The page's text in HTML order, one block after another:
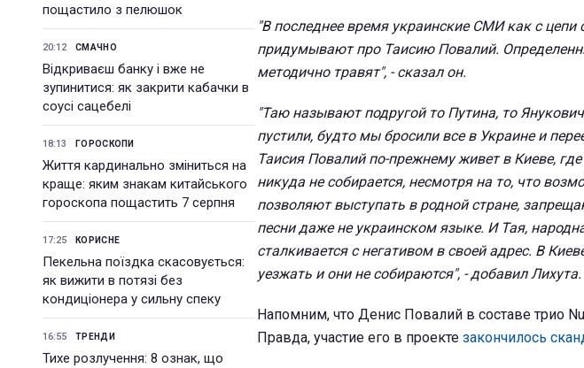
пощастило з пелюшок
20:12 СМАЧНО
Відкриваєш банку і вже не
зупинитися: як закрити кабачки в
соусі сацебелі
18:13 ГОРОСКОПИ
Життя кардинально зміниться на
краще: яким знакам китайського
гороскопа пощастить 7 серпня
17:25 КОРИСНЕ
Пекельна поїздка скасовується:
як вижити в потязі без
кондиціонера у сильну спеку
16:55 ТРЕНДИ
Тихе розлучення: 8 ознак, що
"В последнее время украинские СМИ как с
придумывают про Таисию Повалий.
методично травят", - сказал он.
"Таю называют подругой то Путина, то
пустили, будто мы бросили все в Украине и
Таисия Повалий по-прежнему живет в Киеве,
никуда не собирается, несмотря на то, что
позволяют выступать в родной стране,
песни даже не украинском языке. И Тая,
сталкивается с негативом в своей адрес. В
уезжать и они не собираются", - добавил Лихута.
Напомним, что Денис Повалий в составе трио
Правда, участие его в проекте закончилось